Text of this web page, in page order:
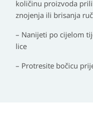
količinu proizvoda
znojenja ili brisanja
– Nanijeti po cijelom
lice
– Protresite bočicu